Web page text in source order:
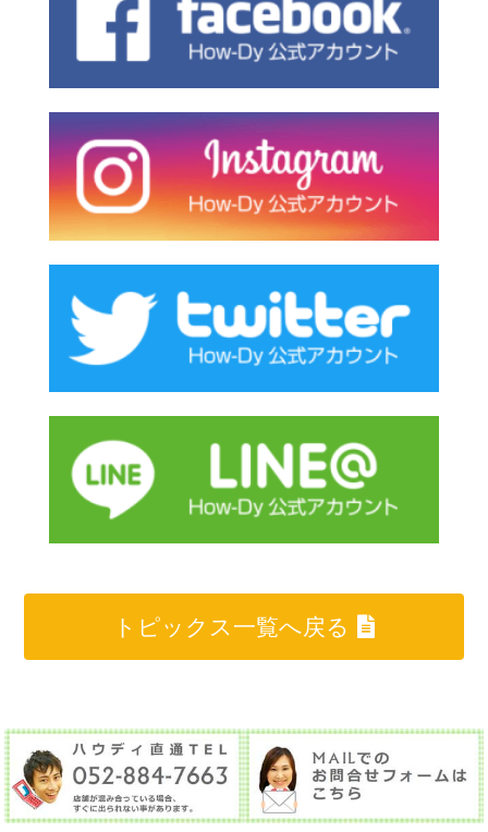
トピックス一覧へ戻る